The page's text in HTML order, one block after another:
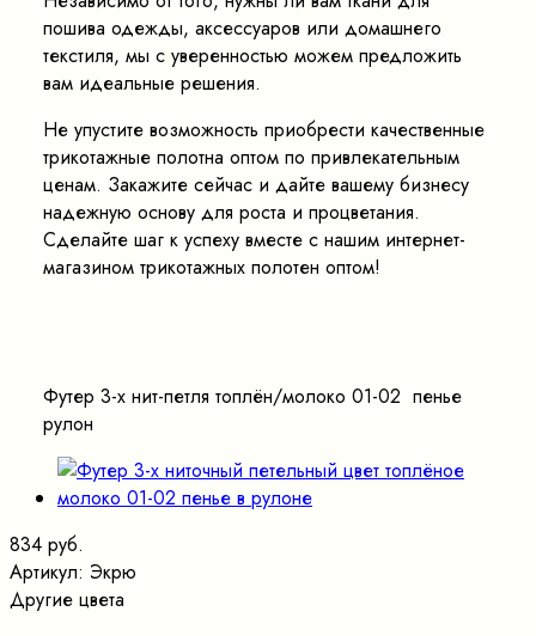
пошива одежды, аксессуаров или домашнего
текстиля, мы с уверенностью можем предложить
вам идеальные решения.
Не упустите возможность приобрести качественные
трикотажные полотна оптом по привлекательным
ценам. Закажите сейчас и дайте вашему бизнесу
надежную основу для роста и процветания.
Сделайте шаг к успеху вместе с нашим интернет-
магазином трикотажных полотен оптом!
Футер 3-х нит-петля топлён/молоко 01-02 пенье
рулон
834 руб.
Артикул: Экрю
Другие цвета